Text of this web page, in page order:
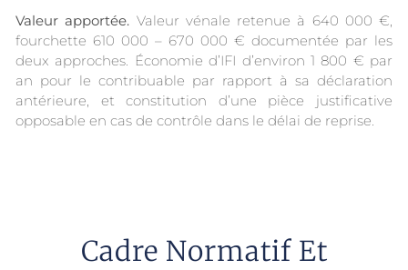
Valeur apportée. Valeur vénale retenue à 640 000 €,
fourchette 610 000 – 670 000 € documentée par les
deux approches. Économie d’IFI d’environ 1 800 € par
an pour le contribuable par rapport à sa déclaration
antérieure, et constitution d’une pièce justificative
opposable en cas de contrôle dans le délai de reprise.
Cadre Normatif Et